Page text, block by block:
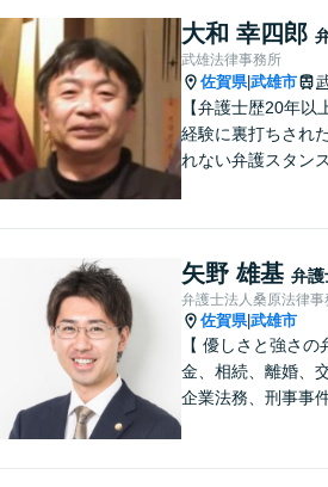
大和 幸四郎
武雄法律事務所
佐賀県|武雄市
【弁護士歴20年以
経験に裏打ちされ
れない弁護スタン
法書士などとも連
トップで解決。難
弁護士と協力も。
員。
矢野 雄基 弁護
弁護士法人桑原法律事
佐賀県|武雄市
【 優しさと強さ
金、相続、離婚、
企業法務、刑事事
チーム体制による